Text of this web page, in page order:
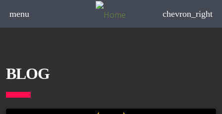
menu chevron_right
BLOG